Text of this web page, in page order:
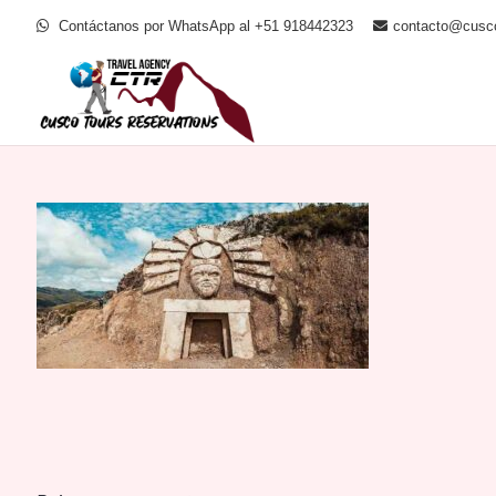
Contáctanos por WhatsApp al +51 918442323